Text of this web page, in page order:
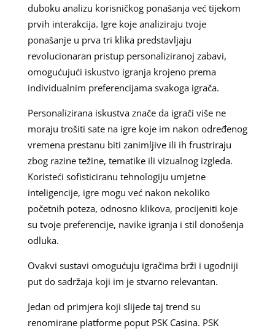
duboku analizu korisničkog ponašanja već tijekom
prvih interakcija. Igre koje analiziraju tvoje
ponašanje u prva tri klika predstavljaju
revolucionaran pristup personaliziranoj zabavi,
omogućujući iskustvo igranja krojeno prema
individualnim preferencijama svakoga igrača.
Personalizirana iskustva znače da igrači više ne
moraju trošiti sate na igre koje im nakon određenog
vremena prestanu biti zanimljive ili ih frustriraju
zbog razine težine, tematike ili vizualnog izgleda.
Koristeći sofisticiranu tehnologiju umjetne
inteligencije, igre mogu već nakon nekoliko
početnih poteza, odnosno klikova, procijeniti koje
su tvoje preferencije, navike igranja i stil donošenja
odluka.
Ovakvi sustavi omogućuju igračima brži i ugodniji
put do sadržaja koji im je stvarno relevantan.
Jedan od primjera koji slijede taj trend su
renomirane platforme poput PSK Casina. PSK